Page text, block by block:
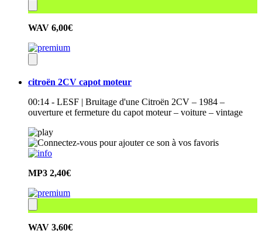
WAV 6,00€
citroën 2CV capot moteur
00:14 - LESF | Bruitage d'une Citroën 2CV – 1984 –
ouverture et fermeture du capot moteur – voiture – vintage
MP3 2,40€
WAV 3,60€